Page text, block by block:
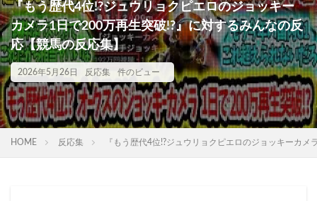
『もう歴代4位!?ジュウリョクピエロのジョッキー
カメラ1日で200万再生突破!?』に対するみんなの反
応【競馬の反応集】
2026年5月26日 反応集 件のビュー
HOME 反応集 『もう歴代4位!?ジュウリョクピエロのジョッキーカ